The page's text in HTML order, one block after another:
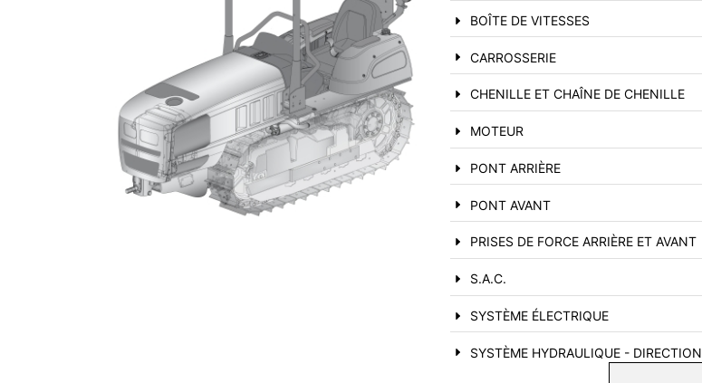
BOÎTE DE VITESSES
CARROSSERIE
CHENILLE ET CHAÎNE DE CHENILLE
MOTEUR
PONT ARRIÈRE
PONT AVANT
PRISES DE FORCE ARRIÈRE ET AVANT
S.A.C.
SYSTÈME ÉLECTRIQUE
SYSTÈME HYDRAULIQUE - DIRECTION